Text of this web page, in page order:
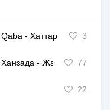
- Хаттар 3
- Жаным сол
77
22